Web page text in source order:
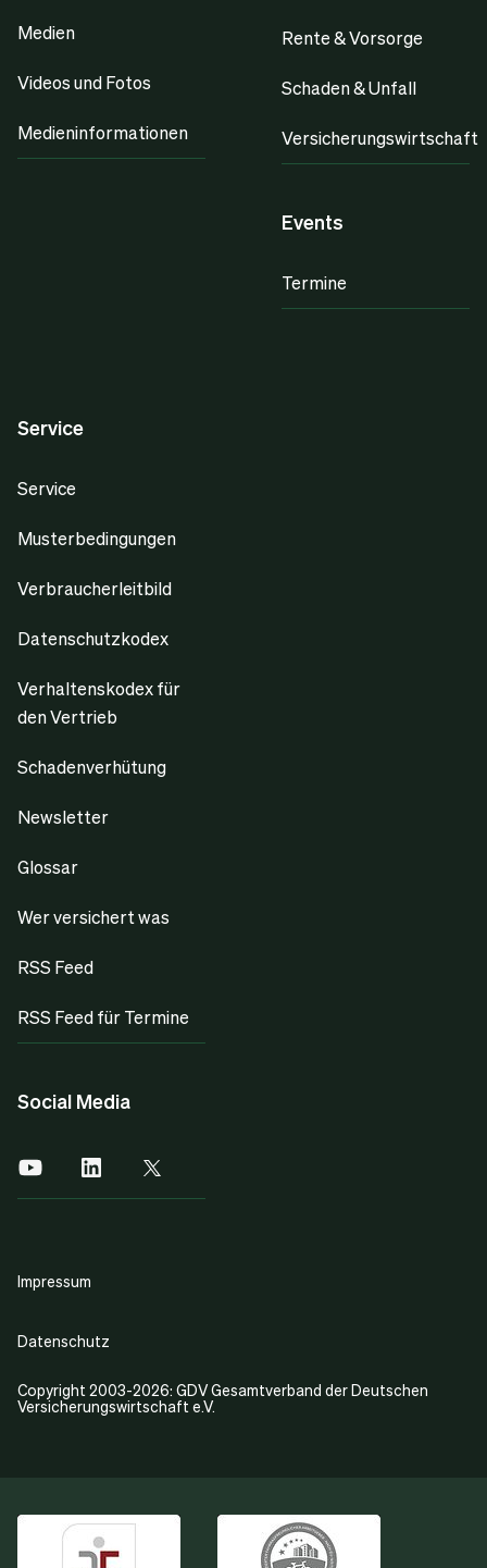
Medien
Videos und Fotos
Medieninformationen
Rente & Vorsorge
Schaden & Unfall
Versicherungswirtschaft
Events
Termine
Service
Service
Musterbedingungen
Verbraucherleitbild
Datenschutzkodex
Verhaltenskodex für
den Vertrieb
Schadenverhütung
Newsletter
Glossar
Wer versichert was
RSS Feed
RSS Feed für Termine
Social Media
Copyright 2003-2026: GDV Gesamtverband der Deutschen
Versicherungswirtschaft e.V.
Impressum
Datenschutz